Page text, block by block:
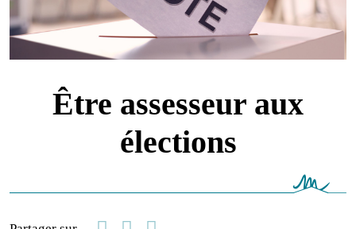
Être assesseur aux
élections
FacebookLinkedin
Email